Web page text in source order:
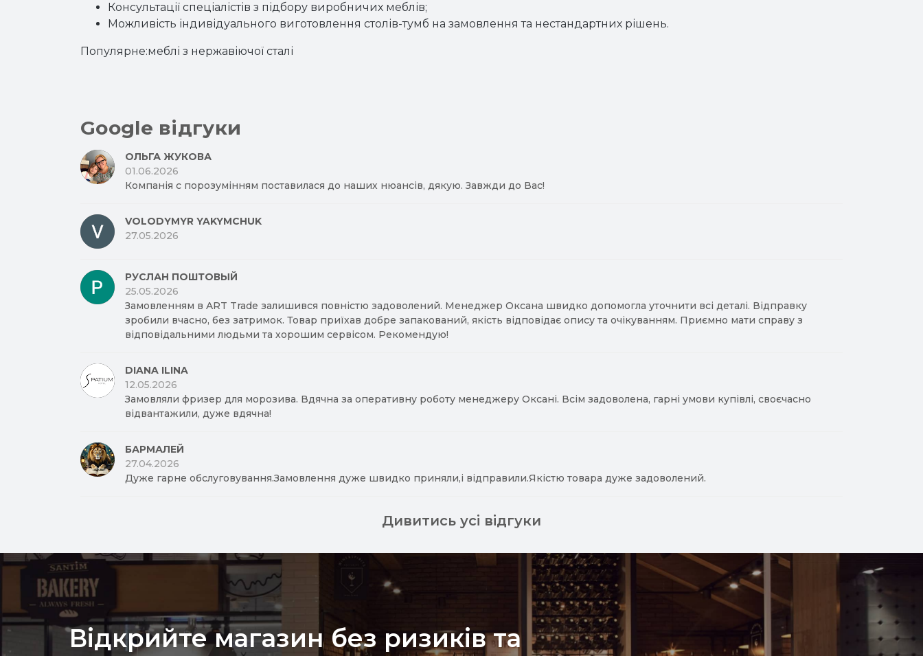
Консультації спеціалістів з підбору виробничих меблів;
Можливість індивідуального виготовлення столів-тумб на замовлення та нестандартних рішень.
Популярне:меблі з нержавіючої сталі
Google відгуки
ОЛЬГА ЖУКОВА
01.06.2026
Компанія с порозумінням поставилася до наших нюансів, дякую. Завжди до Вас!
VOLODYMYR YAKYMCHUK
27.05.2026
РУСЛАН ПОШТОВЫЙ
25.05.2026
Замовленням в ART Trade залишився повністю задоволений. Менеджер Оксана швидко допомогла уточнити всі деталі. Відправку
зробили вчасно, без затримок. Товар приїхав добре запакований, якість відповідає опису та очікуванням. Приємно мати справу з
відповідальними людьми та хорошим сервісом. Рекомендую!
DIANA ILINA
12.05.2026
Замовляли фризер для морозива. Вдячна за оперативну роботу менеджеру Оксані. Всім задоволена, гарні умови купівлі, своєчасно
відвантажили, дуже вдячна!
БАРМАЛЕЙ
27.04.2026
Дуже гарне обслуговування.Замовлення дуже швидко приняли,і відправили.Якістю товара дуже задоволений.
Дивитись усі відгуки
Відкрийте магазин без ризиків та